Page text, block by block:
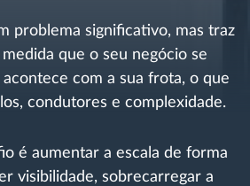
necessidade da
problema significativo, mas traz
que o seu negócio se
com a sua frota, o que
condutores e complexidade.
é aumentar a escala de forma
visibilidade, sobrecarregar a